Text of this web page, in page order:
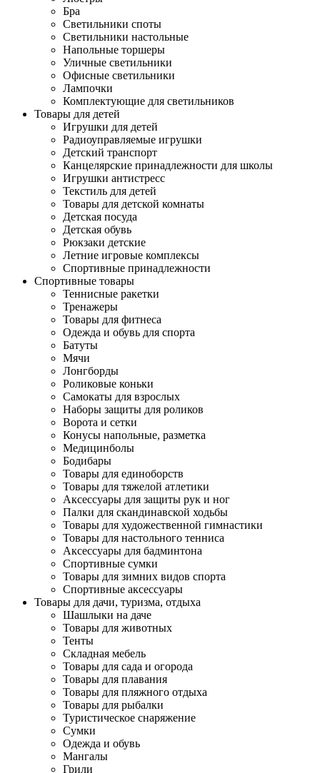
Бра
Светильники споты
Светильники настольные
Напольные торшеры
Уличные светильники
Офисные светильники
Лампочки
Комплектующие для светильников
Товары для детей
Игрушки для детей
Радиоуправляемые игрушки
Детский транспорт
Канцелярские принадлежности для школы
Игрушки антистресс
Текстиль для детей
Товары для детской комнаты
Детская посуда
Детская обувь
Рюкзаки детские
Летние игровые комплексы
Спортивные принадлежности
Спортивные товары
Теннисные ракетки
Тренажеры
Товары для фитнеса
Одежда и обувь для спорта
Батуты
Мячи
Лонгборды
Роликовые коньки
Самокаты для взрослых
Наборы защиты для роликов
Ворота и сетки
Конусы напольные, разметка
Медицинболы
Бодибары
Товары для единоборств
Товары для тяжелой атлетики
Аксессуары для защиты рук и ног
Палки для скандинавской ходьбы
Товары для художественной гимнастики
Товары для настольного тенниса
Аксессуары для бадминтона
Спортивные сумки
Товары для зимних видов спорта
Спортивные аксессуары
Товары для дачи, туризма, отдыха
Шашлыки на даче
Товары для животных
Тенты
Складная мебель
Товары для сада и огорода
Товары для плавания
Товары для пляжного отдыха
Товары для рыбалки
Туристическое снаряжение
Сумки
Одежда и обувь
Мангалы
Грили